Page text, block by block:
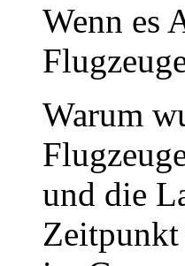
Wenn es
Warum
und die
Zeitpunkt